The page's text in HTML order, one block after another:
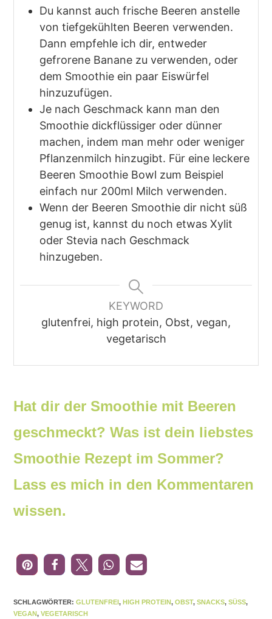
Du kannst auch frische Beeren anstelle
von tiefgekühlten Beeren verwenden.
Dann empfehle ich dir, entweder
gefrorene Banane zu verwenden, oder
dem Smoothie ein paar Eiswürfel
hinzuzufügen.
Je nach Geschmack kann man den
Smoothie dickflüssiger oder dünner
machen, indem man mehr oder weniger
Pflanzenmilch hinzugibt. Für eine leckere
Beeren Smoothie Bowl zum Beispiel
einfach nur 200ml Milch verwenden.
Wenn der Beeren Smoothie dir nicht süß
genug ist, kannst du noch etwas Xylit
oder Stevia nach Geschmack
hinzugeben.
KEYWORD
glutenfrei, high protein, Obst, vegan,
vegetarisch
Hat dir der Smoothie mit Beeren
geschmeckt? Was ist dein liebstes
Smoothie Rezept im Sommer?
Lass es mich in den Kommentaren
wissen.
SCHLAGWÖRTER:GLUTENFREI, HIGH PROTEIN, OBST, SNACKS, SÜSS ,
VEGAN, VEGETARISCH